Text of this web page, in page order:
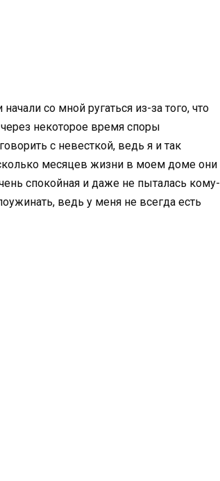
со мной ругаться из-за того, что
некоторое время споры
с невесткой, ведь я и так
месяцев жизни в моем доме они
спокойная и даже не пыталась кому-
ведь у меня не всегда есть